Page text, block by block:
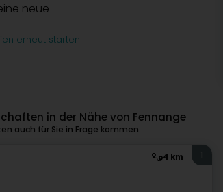
neue
erneut starten
in der Nähe von Fennange
auch für Sie in Frage kommen.
4 km 1